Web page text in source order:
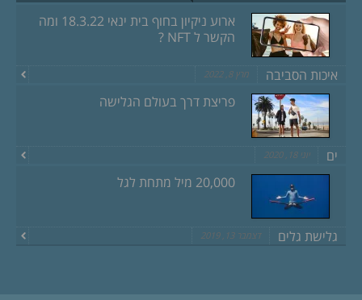
ארוע ניקיון בחוף בית ינאי 18.3.22 ומה
הקשר ל NFT ?
איכות הסביבה מרץ 8, 2022
פריצת דרך בעולם הגלישה
ים יוני 18, 2020
20,000 מיל מתחת לגל
גלישת גלים דצמבר 13, 2019